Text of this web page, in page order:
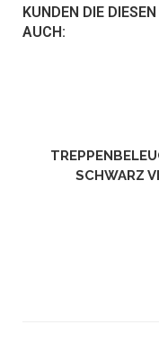
KUNDEN DIE
AUCH:
SCHWARZ